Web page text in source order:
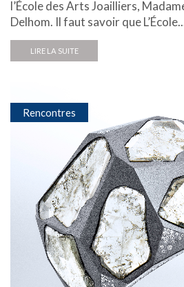
l’École des Arts Joailliers,
Delhom. Il faut savoir que
LIRE LA SUITE
Rencontres